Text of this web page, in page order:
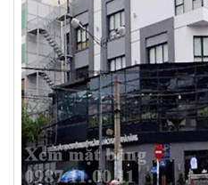
CÔNG TY TNHH OFFICE
Đ/c: 164 Nguyễn Văn
Tây, Tp.HCM.
Hotline: 0987.11.00.11 -